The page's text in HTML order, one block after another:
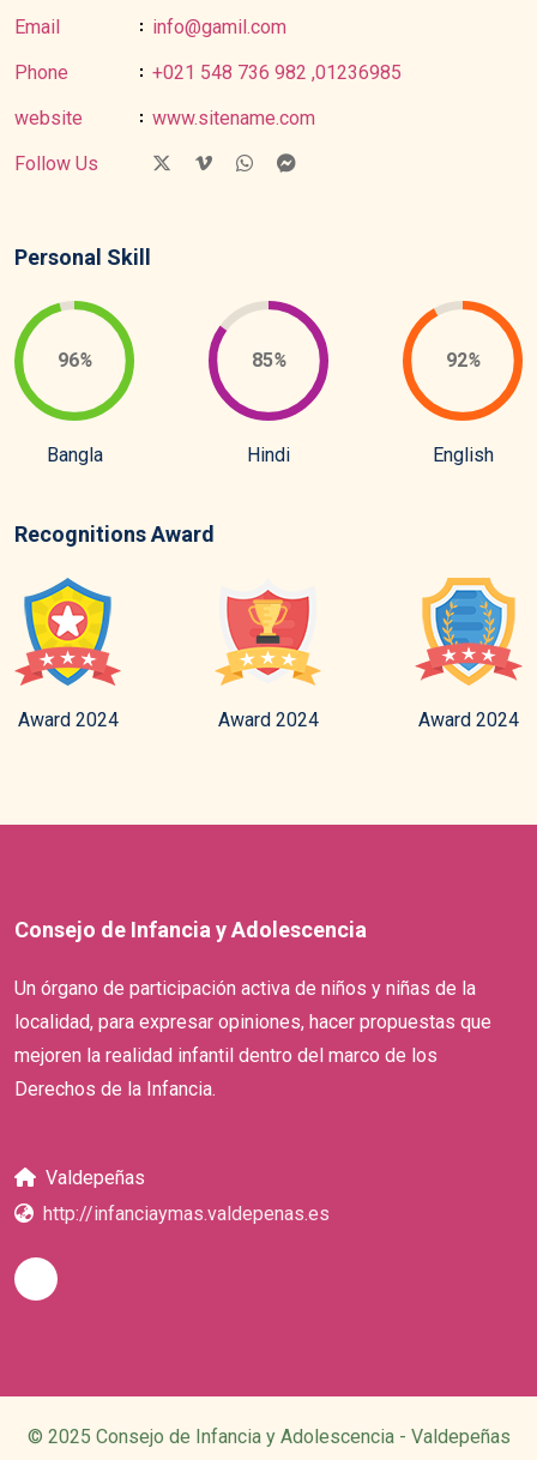
Email
info@gamil.com
Phone
+021 548 736 982 ,01236985
website
www.sitename.com
Follow Us
Personal Skill
96%
Bangla
85%
Hindi
92%
English
Recognitions Award
Award 2024 Award 2024 Award 2024
Consejo de Infancia y Adolescencia
Un órgano de participación activa de niños y niñas de la
localidad, para expresar opiniones, hacer propuestas que
mejoren la realidad infantil dentro del marco de los
Derechos de la Infancia.
Valdepeñas
http://infanciaymas.valdepenas.es
© 2025 Consejo de Infancia y Adolescencia - Valdepeñas